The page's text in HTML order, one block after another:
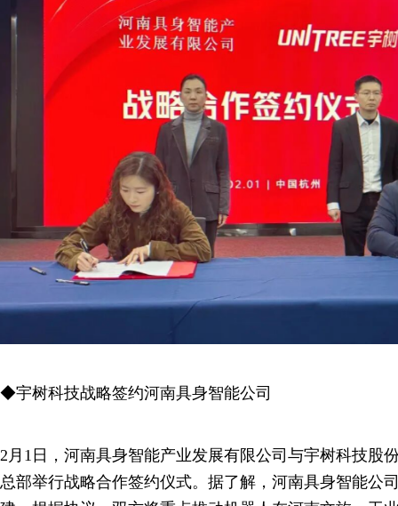
◆宇树科技战略签约河南具身智能公司
2月1日，河南具身智能产业发展有限公司与宇树科技股
总部举行战略合作签约仪式。据了解，河南具身智能公